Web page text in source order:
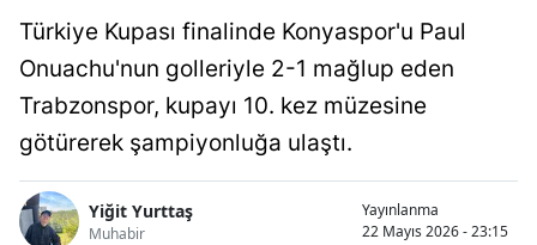
Türkiye Kupası finalinde Konyaspor'u Paul
Onuachu'nun golleriyle 2-1 mağlup eden
Trabzonspor, kupayı 10. kez müzesine
götürerek şampiyonluğa ulaştı.
Yiğit Yurttaş
Muhabir
Yayınlanma
22 Mayıs 2026 - 23:15